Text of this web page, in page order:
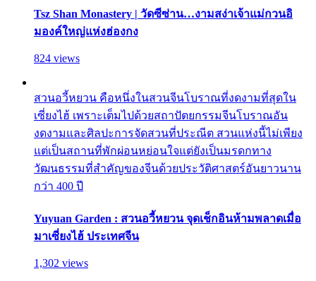
Tsz Shan Monastery | วัดซีซ่าน…งามสง่าเจ้าแม่กวนอิ
มองค์ใหญ่แห่งฮ่องกง
824 views
สวนอวี้หยวน คือหนึ่งในสวนจีนโบราณที่งดงามที่สุดใน
เซี่ยงไฮ้ เพราะเต็มไปด้วยสถาปัตยกรรมจีนโบราณอัน
งดงามและศิลปะการจัดสวนที่ประณีต สวนแห่งนี้ไม่เพียง
แต่เป็นสถานที่พักผ่อนหย่อนใจแต่ยังเป็นมรดกทาง
วัฒนธรรมที่สำคัญของจีนด้วยประวัติศาสตร์อันยาวนาน
กว่า 400 ปี
Yuyuan Garden : สวนอวี้หยวน จุดเช็กอินห้ามพลาดเมื่อ
มาเซี่ยงไฮ้ ประเทศจีน
1,302 views